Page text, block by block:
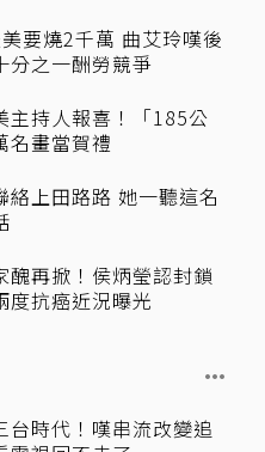
要燒2千萬 曲艾玲嘆後
分之一酬勞競爭
主持人報喜！「185公
名畫當賀禮
絡上田路路 她一聽這名
醜再掀！侯炳瑩認封鎖
抗癌近況曝光
台時代！嘆串流改變追